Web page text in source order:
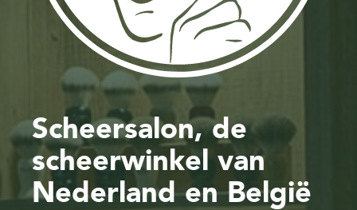
Scheersalon, de
scheerwinkel van
Nederland en België